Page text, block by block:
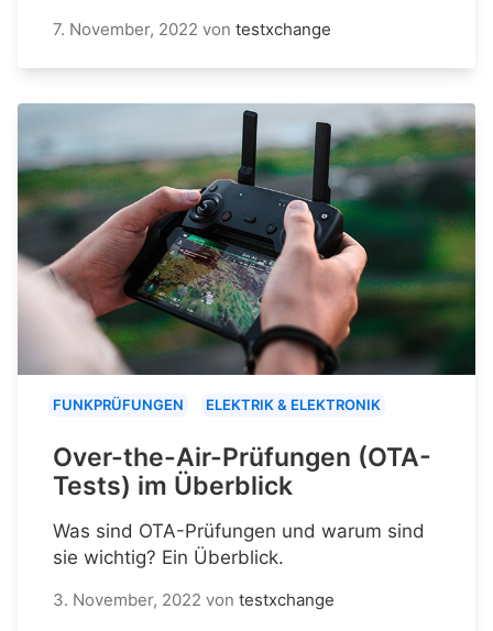
7. November, 2022 von testxchange
FUNKPRÜFUNGEN ELEKTRIK & ELEKTRONIK
Over-the-Air-Prüfungen (OTA-
Tests) im Überblick
Was sind OTA-Prüfungen und warum sind
sie wichtig? Ein Überblick.
3. November, 2022 von testxchange